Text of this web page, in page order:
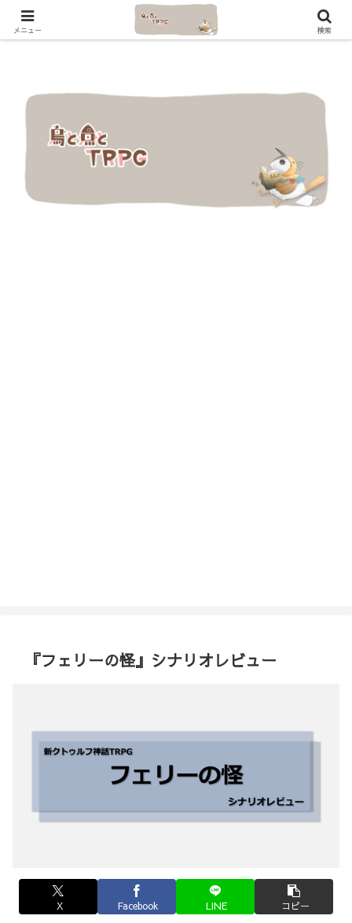
『フェリーの怪』シナリオレビュー
X Facebook LINE コピー
メニュー 検索